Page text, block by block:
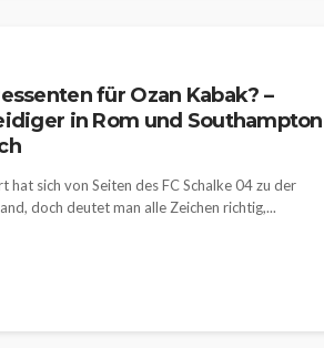
für Ozan Kabak? –
in Rom und Southampton
hat sich von Seiten des FC Schalke 04 zu der
doch deutet man alle Zeichen richtig,...